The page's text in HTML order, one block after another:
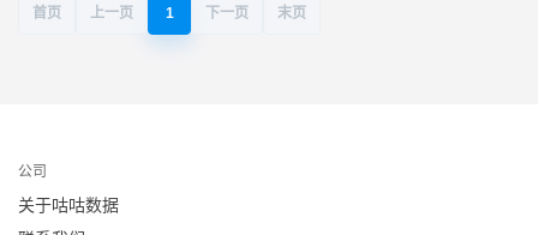
首页 上一页 1 下一页 末页
公司
关于咕咕数据